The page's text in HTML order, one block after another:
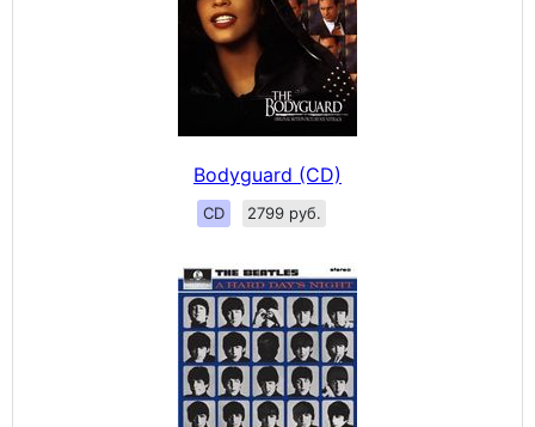
Bodyguard (CD)
CD 2799 руб.